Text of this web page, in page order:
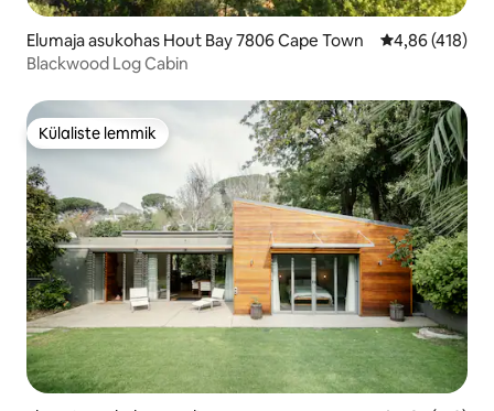
Elumaja asukohas Hout Bay 7806 Cape Town Keskmine
4,86 (418)
Blackwood Log Cabin
Külaliste lemmik
Külaliste lemmik